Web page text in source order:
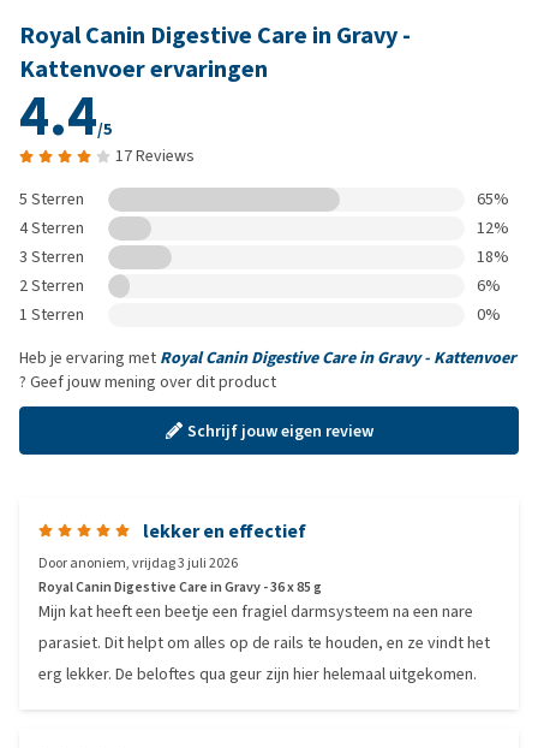
Royal Canin Digestive Care in Gravy -
Kattenvoer ervaringen
4.4/5
17 Reviews
5 Sterren
65%
4 Sterren
12%
3 Sterren
18%
2 Sterren
6%
1 Sterren
0%
Heb je ervaring met Royal Canin Digestive Care in Gravy - Kattenvoer
? Geef jouw mening over dit product
Schrijf jouw eigen review
lekker en effectief
Dooranoniem,vrijdag 3 juli 2026
Royal Canin Digestive Care in Gravy - 36 x 85 g
Mijn kat heeft een beetje een fragiel darmsysteem na een nare
parasiet. Dit helpt om alles op de rails te houden, en ze vindt het
erg lekker. De beloftes qua geur zijn hier helemaal uitgekomen.